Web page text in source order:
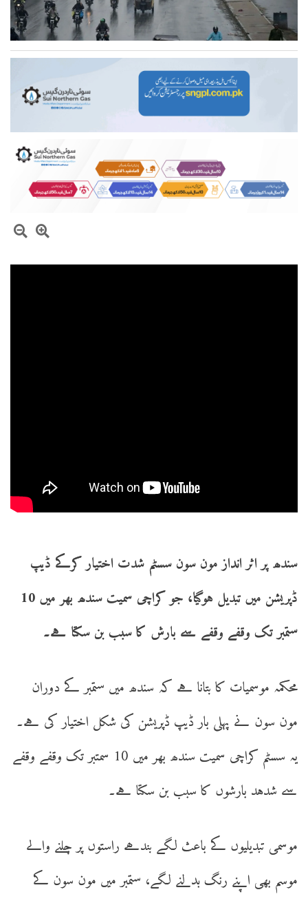
سندھ پر اثر انداز مون سون سسٹم شدت اختیار کرکے ڈیپ
ڈپریشن میں تبدیل ہوگیا، جو کراچی سمیت سندھ بھر میں 10
ستمبر تک وقفے وقفے سے بارش کا سبب بن سکتا ہے۔
محکمہ موسمیات کا بتانا ہے کہ سندھ میں ستمبر کے دوران
مون سون نے پہلی بار ڈیپ ڈپریشن کی شکل اختیار کی ہے۔
یہ سسٹم کراچی سمیت سندھ بھر میں 10 سمتبر تک وقفے وقفے
سے شدہد بارشوں کا سبب بن سکتا ہے۔
موسمی تبدیلیوں کے باعث لگے بندھے راستوں پر چلنے والے
موسم بھی اپنے رنگ بدلنے لگے، ستمبر میں مون سون کے